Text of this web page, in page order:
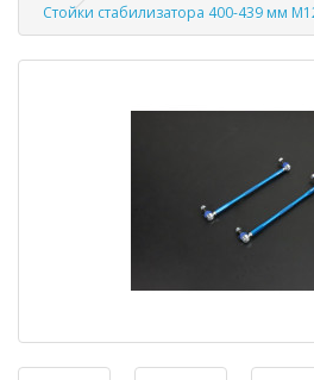
Стойки стабилизатора 400-439 мм